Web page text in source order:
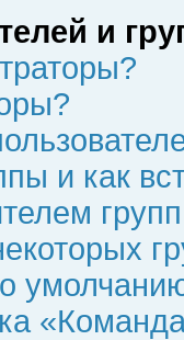
и
и как